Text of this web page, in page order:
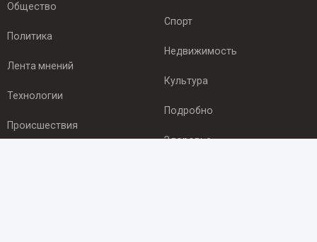
Общество
Политика
Лента мнений
Технологии
Происшествия
Спорт
Недвижимость
Культура
Подробно
Здоровье